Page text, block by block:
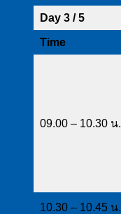
Day 3 / 5
Time
09.00 – 10.30 น.
10.30 – 10.45 น.